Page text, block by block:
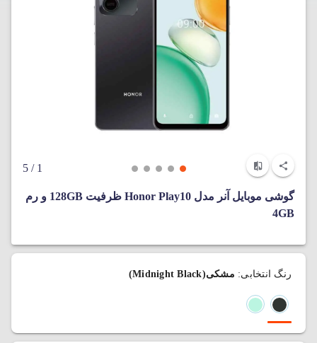
1
/ 5
گوشی موبایل آنر مدل Honor Play10 ظرفیت 128GB و رم
4GB
رنگ انتخابی: مشکی(Midnight Black)